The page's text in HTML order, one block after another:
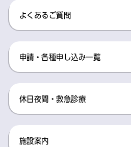
よくあるご質問
申請・各種申し込み一覧
休日夜間・救急診療
施設案内